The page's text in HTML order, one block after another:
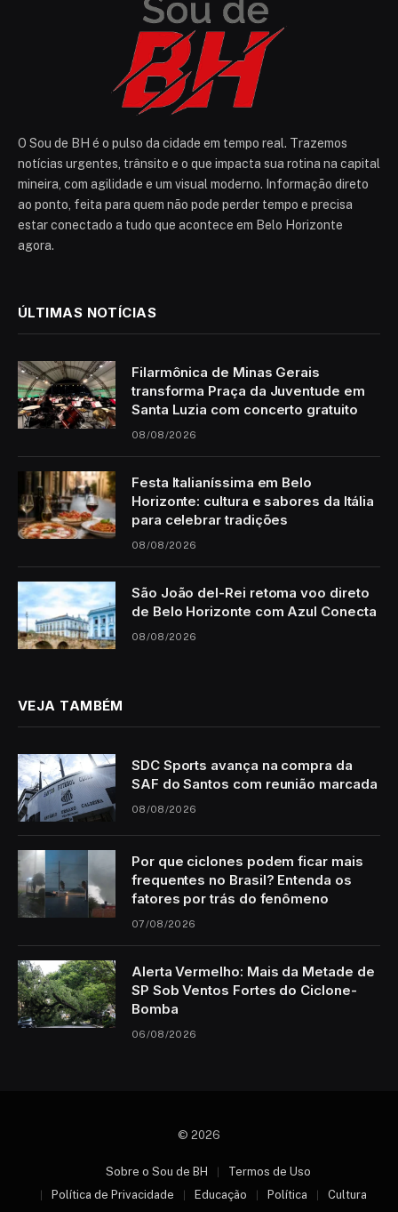
O Sou de BH é o pulso da cidade em tempo real. Trazemos
notícias urgentes, trânsito e o que impacta sua rotina na capital
mineira, com agilidade e um visual moderno. Informação direto
ao ponto, feita para quem não pode perder tempo e precisa
estar conectado a tudo que acontece em Belo Horizonte
agora.
ÚLTIMAS NOTÍCIAS
Filarmônica de Minas Gerais
transforma Praça da Juventude em
Santa Luzia com concerto gratuito
08/08/2026
Festa Italianíssima em Belo
Horizonte: cultura e sabores da Itália
para celebrar tradições
08/08/2026
São João del-Rei retoma voo direto
de Belo Horizonte com Azul Conecta
08/08/2026
VEJA TAMBÉM
SDC Sports avança na compra da
SAF do Santos com reunião marcada
08/08/2026
Por que ciclones podem ficar mais
frequentes no Brasil? Entenda os
fatores por trás do fenômeno
07/08/2026
Alerta Vermelho: Mais da Metade de
SP Sob Ventos Fortes do Ciclone-
Bomba
06/08/2026
© 2026
Sobre o Sou de BH
Termos de Uso
Política de Privacidade
Educação Política
Cultura